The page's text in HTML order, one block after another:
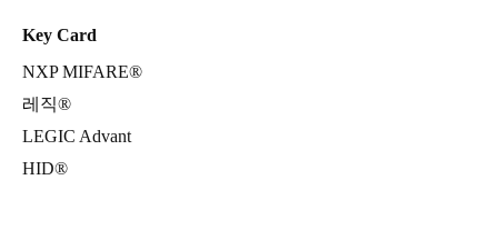
Key Card
NXP MIFARE®
레직®
LEGIC Advant
HID®